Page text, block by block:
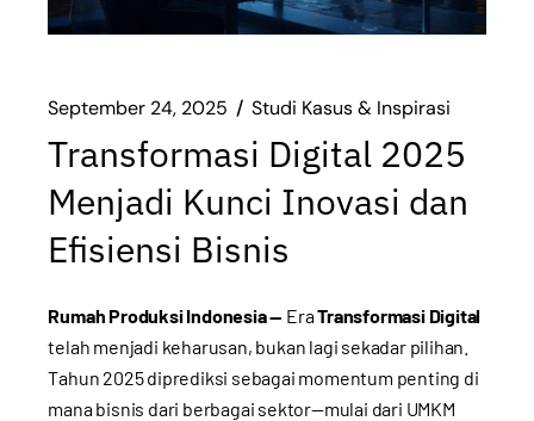
September 24, 2025 Studi Kasus & Inspirasi
Transformasi Digital 2025
Menjadi Kunci Inovasi dan
Efisiensi Bisnis
Rumah Produksi Indonesia — EraTransformasi Digital
telah menjadi keharusan, bukan lagi sekadar pilihan.
Tahun 2025 diprediksi sebagai momentum penting di
mana bisnis dari berbagai sektor—mulai dari UMKM